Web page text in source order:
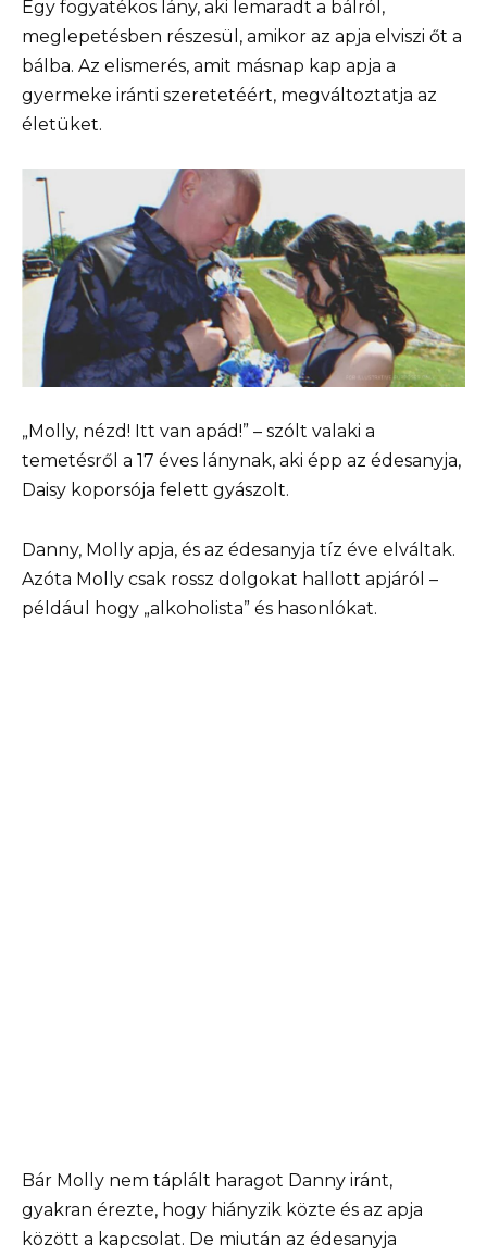
Egy fogyatékos lány, aki lemaradt a bálról,
meglepetésben részesül, amikor az apja elviszi őt a
bálba. Az elismerés, amit másnap kap apja a
gyermeke iránti szeretetéért, megváltoztatja az
életüket.
„Molly, nézd! Itt van apád!” – szólt valaki a
temetésről a 17 éves lánynak, aki épp az édesanyja,
Daisy koporsója felett gyászolt.
Danny, Molly apja, és az édesanyja tíz éve elváltak.
Azóta Molly csak rossz dolgokat hallott apjáról –
például hogy „alkoholista” és hasonlókat.
Bár Molly nem táplált haragot Danny iránt,
gyakran érezte, hogy hiányzik közte és az apja
között a kapcsolat. De miután az édesanyja